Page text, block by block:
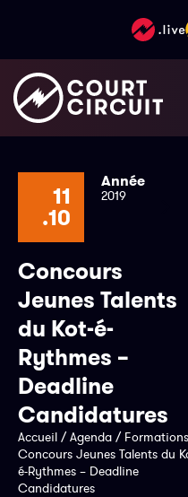
11
.10
Année
2019
Concours
Jeunes Talents
du Kot-é-
Rythmes –
Deadline
Candidatures
Accueil /Agenda / Formations
Concours Jeunes Talents du
é-Rythmes – Deadline
Candidatures